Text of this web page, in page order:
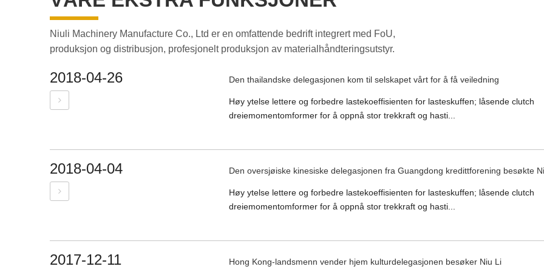
Niuli Machinery Manufacture Co., Ltd er en omfattende bedrift integrert med FoU,
produksjon og distribusjon, profesjonelt produksjon av materialhåndteringsutstyr.
2018-04-26 Den thailandske delegasjonen kom til selskapet vårt for å få veiledning
Høy ytelse lettere og forbedre lastekoeffisienten for lasteskuffen; låsende clutch
dreiemomentomformer for å oppnå stor trekkraft og hasti...
2018-04-04 Den oversjøiske kinesiske delegasjonen fra Guangdong kredittforening besøkte
Høy ytelse lettere og forbedre lastekoeffisienten for lasteskuffen; låsende clutch
dreiemomentomformer for å oppnå stor trekkraft og hasti...
2017-12-11 Hong Kong-landsmenn vender hjem kulturdelegasjonen besøker Niu Li